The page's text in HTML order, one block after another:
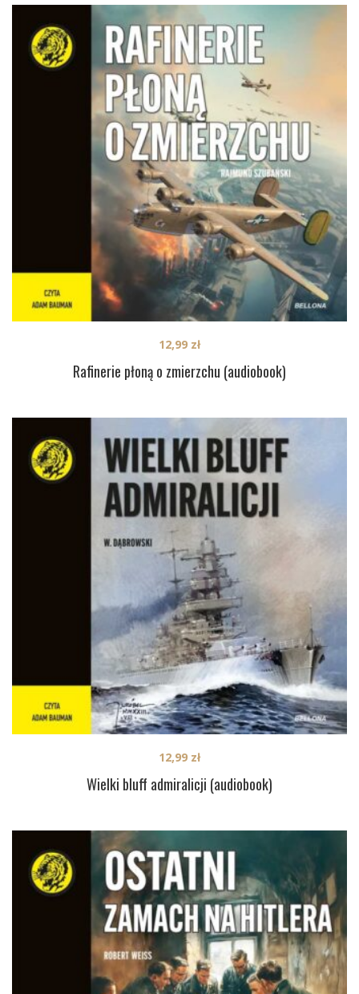
Rafinerie płoną o zmierzchu (audiobook)
12,99 zł
Wielki bluff admiralicji (audiobook)
12,99 zł